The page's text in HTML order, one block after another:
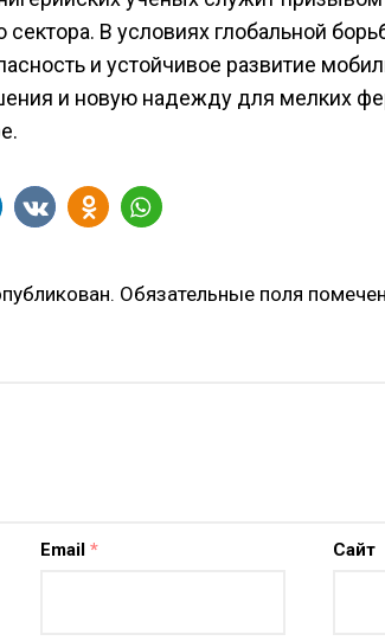
сектора. В условиях глобальной
и устойчивое развитие
и новую надежду для мелких
Обязательные поля
Email * Сайт